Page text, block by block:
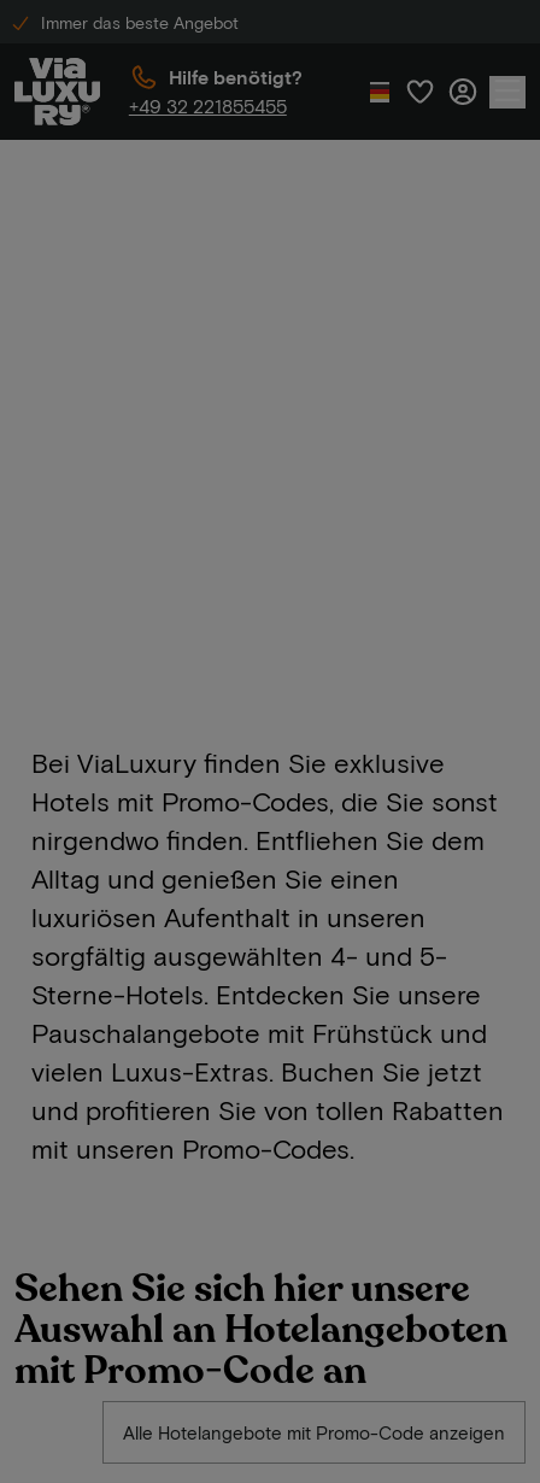
Immer das beste Angebot
Hilfe benötigt?
+49 32 221855455
Bei ViaLuxury finden Sie exklusive
Hotels mit Promo-Codes, die Sie sonst
nirgendwo finden. Entfliehen Sie dem
Alltag und genießen Sie einen
luxuriösen Aufenthalt in unseren
sorgfältig ausgewählten 4- und 5-
Sterne-Hotels. Entdecken Sie unsere
Pauschalangebote mit Frühstück und
vielen Luxus-Extras. Buchen Sie jetzt
und profitieren Sie von tollen Rabatten
mit unseren Promo-Codes.
Sehen Sie sich hier unsere
Auswahl an Hotelangeboten
mit Promo-Code an
Alle Hotelangebote mit Promo-Code anzeigen